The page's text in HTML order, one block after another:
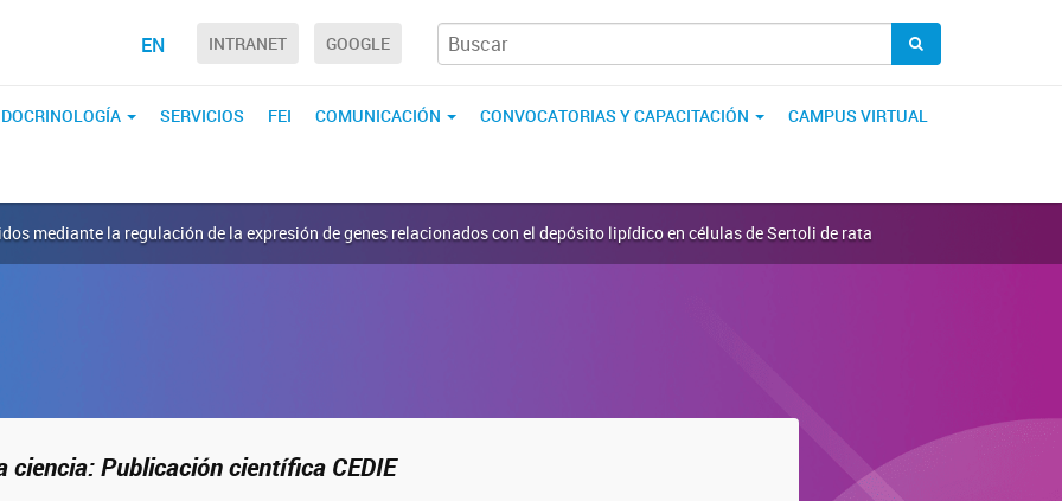
EN INTRANET GOOGLE
SERVICIOS FEI COMUNICACIÓN CONVOCATORIAS Y CAPACITACIÓN CAMPUS VIRTUAL
mediante la regulación de la expresión de genes relacionados con el depósito lipídico en células de Sertoli de rata
ciencia: Publicación científica CEDIE